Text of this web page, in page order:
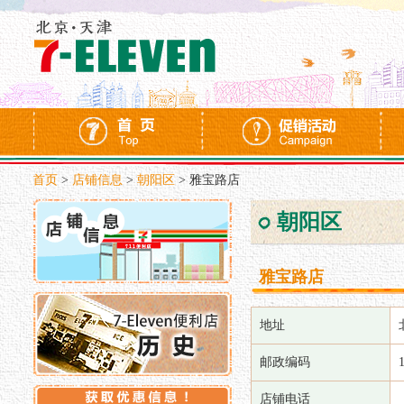
首页 > 店铺信息>朝阳区 >雅宝路店
朝阳区
雅宝路店
地址
邮政编码
店铺电话